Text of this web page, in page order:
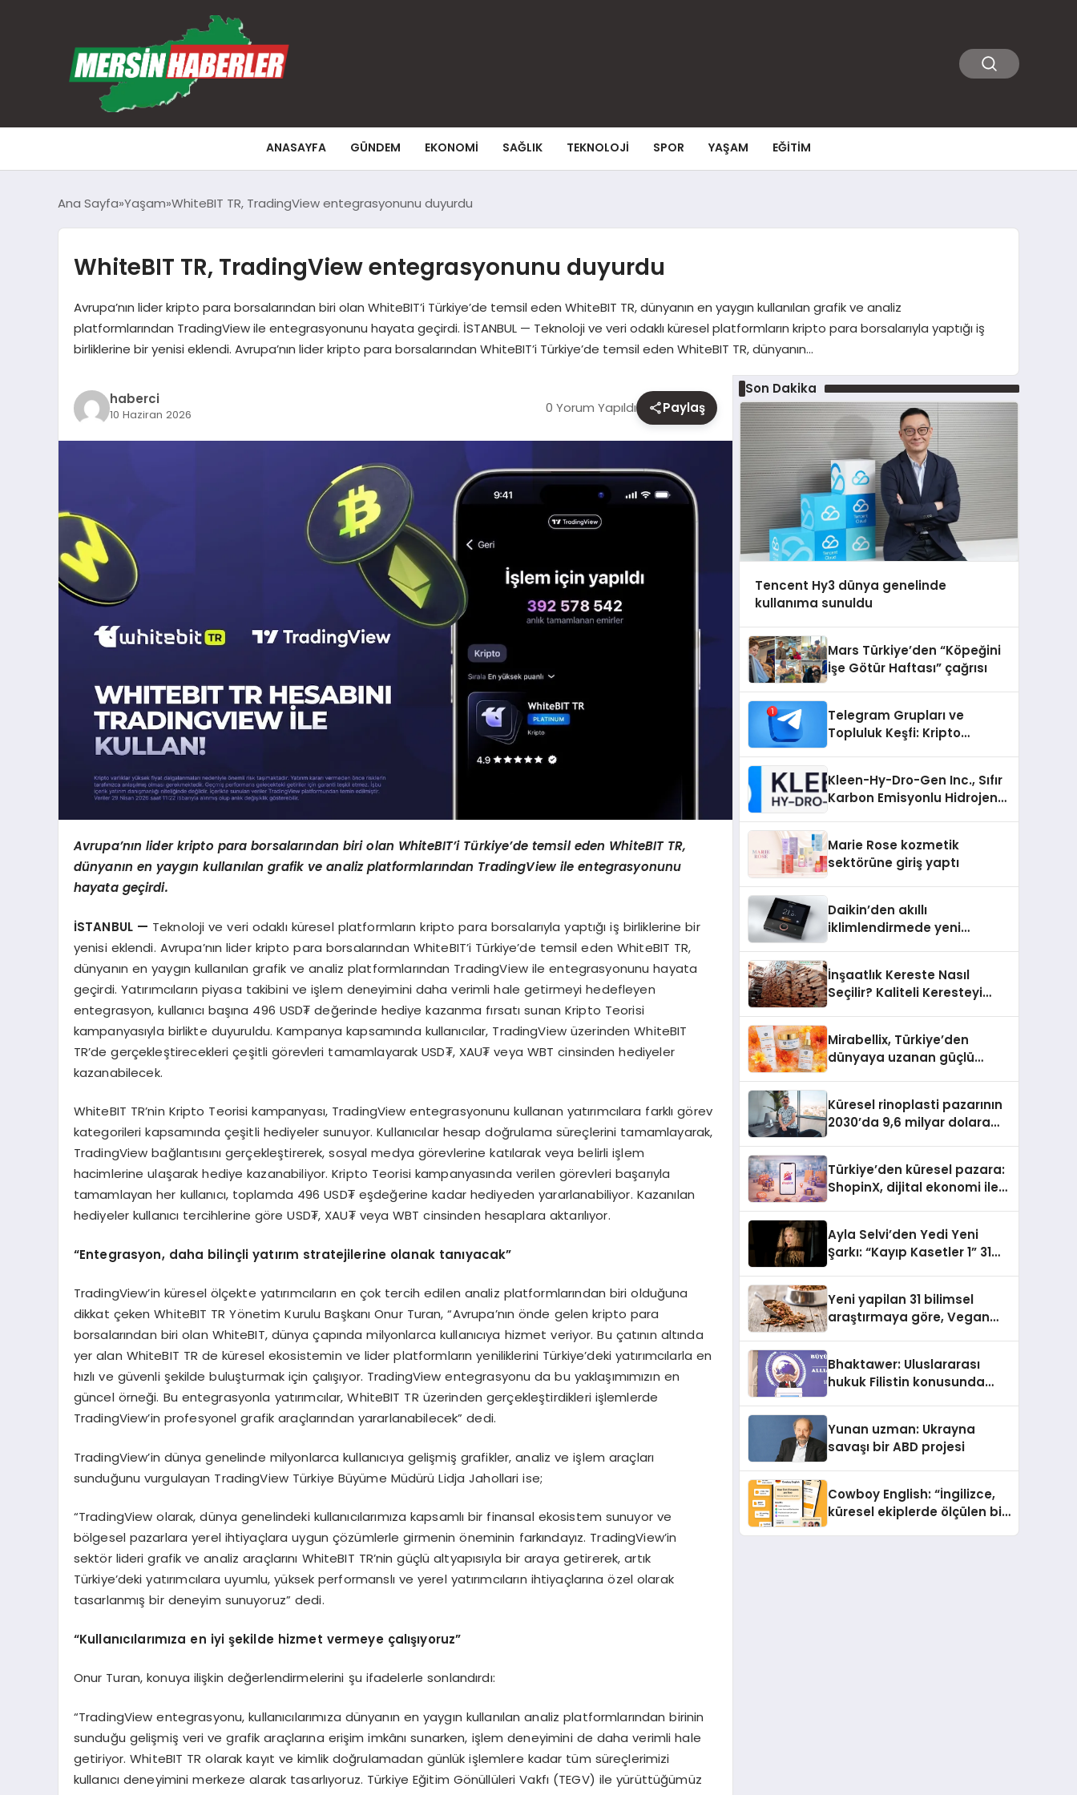
ANASAYFA GÜNDEM EKONOMI SAĞLIK TEKNOLOJI SPOR YAŞAM EĞITIM
Ana Sayfa Yaşam WhiteBIT TR, TradingView entegrasyonunu duyurdu
WhiteBIT TR, TradingView entegrasyonunu duyurdu
Avrupa’nın lider kripto para borsalarından biri olan WhiteBIT’i Türkiye’de temsil eden WhiteBIT TR, dünyanın en yaygın kullanılan grafik ve analiz
platformlarından TradingView ile entegrasyonunu hayata geçirdi. İSTANBUL — Teknoloji ve veri odaklı küresel platformların kripto para borsalarıyla yaptığı iş
birliklerine bir yenisi eklendi. Avrupa’nın lider kripto para borsalarından WhiteBIT’i Türkiye’de temsil eden WhiteBIT TR, dünyanın…
haberci
10 Haziran 2026 0 Yorum Yapıldı Paylaş
Avrupa’nın lider kripto para borsalarından biri olan WhiteBIT’i Türkiye’de temsil eden WhiteBIT TR,
dünyanın en yaygın kullanılan grafik ve analiz platformlarından TradingView ile entegrasyonunu
hayata geçirdi.
İSTANBUL — Teknoloji ve veri odaklı küresel platformların kripto para borsalarıyla yaptığı iş birliklerine bir
yenisi eklendi. Avrupa’nın lider kripto para borsalarından WhiteBIT’i Türkiye’de temsil eden WhiteBIT TR,
dünyanın en yaygın kullanılan grafik ve analiz platformlarından TradingView ile entegrasyonunu hayata
geçirdi. Yatırımcıların piyasa takibini ve işlem deneyimini daha verimli hale getirmeyi hedefleyen
entegrasyon, kullanıcı başına 496 USD₮ değerinde hediye kazanma fırsatı sunan Kripto Teorisi
kampanyasıyla birlikte duyuruldu. Kampanya kapsamında kullanıcılar, TradingView üzerinden WhiteBIT
TR’de gerçekleştirecekleri çeşitli görevleri tamamlayarak USD₮, XAU₮ veya WBT cinsinden hediyeler
kazanabilecek.
WhiteBIT TR’nin Kripto Teorisi kampanyası, TradingView entegrasyonunu kullanan yatırımcılara farklı görev
kategorileri kapsamında çeşitli hediyeler sunuyor. Kullanıcılar hesap doğrulama süreçlerini tamamlayarak,
TradingView bağlantısını gerçekleştirerek, sosyal medya görevlerine katılarak veya belirli işlem
hacimlerine ulaşarak hediye kazanabiliyor. Kripto Teorisi kampanyasında verilen görevleri başarıyla
tamamlayan her kullanıcı, toplamda 496 USD₮ eşdeğerine kadar hediyeden yararlanabiliyor. Kazanılan
hediyeler kullanıcı tercihlerine göre USD₮, XAU₮ veya WBT cinsinden hesaplara aktarılıyor.
“Entegrasyon, daha bilinçli yatırım stratejilerine olanak tanıyacak”
TradingView’in küresel ölçekte yatırımcıların en çok tercih edilen analiz platformlarından biri olduğuna
dikkat çeken WhiteBIT TR Yönetim Kurulu Başkanı Onur Turan, “Avrupa’nın önde gelen kripto para
borsalarından biri olan WhiteBIT, dünya çapında milyonlarca kullanıcıya hizmet veriyor. Bu çatının altında
yer alan WhiteBIT TR de küresel ekosistemin ve lider platformların yeniliklerini Türkiye’deki yatırımcılarla en
hızlı ve güvenli şekilde buluşturmak için çalışıyor. TradingView entegrasyonu da bu yaklaşımımızın en
güncel örneği. Bu entegrasyonla yatırımcılar, WhiteBIT TR üzerinden gerçekleştirdikleri işlemlerde
TradingView’in profesyonel grafik araçlarından yararlanabilecek” dedi.
TradingView’in dünya genelinde milyonlarca kullanıcıya gelişmiş grafikler, analiz ve işlem araçları
sunduğunu vurgulayan TradingView Türkiye Büyüme Müdürü Lidja Jahollari ise;
“TradingView olarak, dünya genelindeki kullanıcılarımıza kapsamlı bir finansal ekosistem sunuyor ve
bölgesel pazarlara yerel ihtiyaçlara uygun çözümlerle girmenin öneminin farkındayız. TradingView’in
sektör lideri grafik ve analiz araçlarını WhiteBIT TR’nin güçlü altyapısıyla bir araya getirerek, artık
Türkiye’deki yatırımcılara uyumlu, yüksek performanslı ve yerel yatırımcıların ihtiyaçlarına özel olarak
tasarlanmış bir deneyim sunuyoruz” dedi.
“Kullanıcılarımıza en iyi şekilde hizmet vermeye çalışıyoruz”
Onur Turan, konuya ilişkin değerlendirmelerini şu ifadelerle sonlandırdı:
“TradingView entegrasyonu, kullanıcılarımıza dünyanın en yaygın kullanılan analiz platformlarından birinin
sunduğu gelişmiş veri ve grafik araçlarına erişim imkânı sunarken, işlem deneyimini de daha verimli hale
getiriyor. WhiteBIT TR olarak kayıt ve kimlik doğrulamadan günlük işlemlere kadar tüm süreçlerimizi
kullanıcı deneyimini merkeze alarak tasarlıyoruz. Türkiye Eğitim Gönüllüleri Vakfı (TEGV) ile yürüttüğümüz
Son Dakika
Tencent Hy3 dünya genelinde
kullanıma sunuldu
Mars Türkiye’den “Köpeğini
İşe Götür Haftası” çağrısı
Telegram Grupları ve
Topluluk Keşfi: Kripto
Kleen-Hy-Dro-Gen Inc., Sıfır
Karbon Emisyonlu Hidrojen
Aldı
Marie Rose kozmetik
sektörüne giriş yaptı
Daikin’den akıllı
iklimlendirmede yeni
İnşaatlık Kereste Nasıl
Seçilir? Kaliteli Keresteyi
Mirabellix, Türkiye’den
dünyaya uzanan güçlü
Küresel rinoplasti pazarının
2030’da 9,6 milyar dolara
Türkiye’den küresel pazara:
ShopinX, dijital ekonomi ile
Ayla Selvi’den Yedi Yeni
Şarkı: “Kayıp Kasetler 1” 31
Yeni yapilan 31 bilimsel
araştırmaya göre, Vegan
Sindirildiğini Ortaya Koydu
Bhaktawer: Uluslararası
hukuk Filistin konusunda
Yunan uzman: Ukrayna
savaşı bir ABD projesi
Cowboy English: “İngilizce,
küresel ekiplerde ölçülen bir